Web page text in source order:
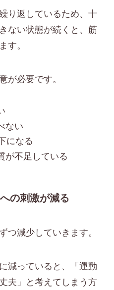
り返しているため、十
ない状態が続くと、筋
す。
が必要です。
ない
になる
が不足している
の刺激が減る
つ減少していきます。
減っていると、「運動
夫」と考えてしまう方